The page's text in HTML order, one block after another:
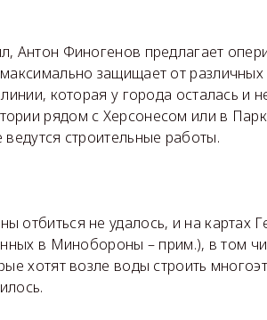
Антон Финогенов предлагает
защищает от
которая у города осталась и
рядом с Херсонесом или в
строительные работы.
отбиться не удалось, и на картах
в Минобороны – прим.), в том
хотят возле воды строить